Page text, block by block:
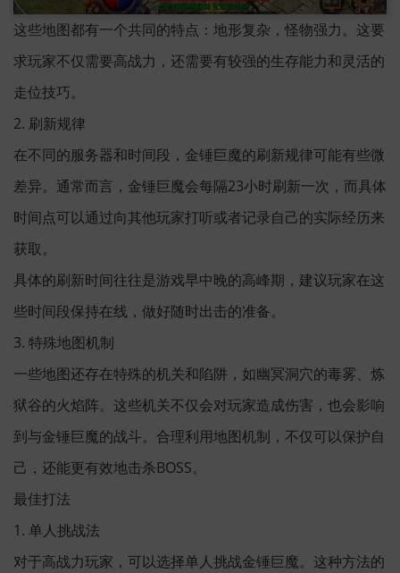
这些地图都有一个共同的特点：地形复杂，怪物强力。这要
求玩家不仅需要高战力，还需要有较强的生存能力和灵活的
走位技巧。
2. 刷新规律
在不同的服务器和时间段，金锤巨魔的刷新规律可能有些微
差异。通常而言，金锤巨魔会每隔23小时刷新一次，而具体
时间点可以通过向其他玩家打听或者记录自己的实际经历来
获取。
具体的刷新时间往往是游戏早中晚的高峰期，建议玩家在这
些时间段保持在线，做好随时出击的准备。
3. 特殊地图机制
一些地图还存在特殊的机关和陷阱，如幽冥洞穴的毒雾、炼
狱谷的火焰阵。这些机关不仅会对玩家造成伤害，也会影响
到与金锤巨魔的战斗。合理利用地图机制，不仅可以保护自
己，还能更有效地击杀BOSS。
最佳打法
1. 单人挑战法
对于高战力玩家，可以选择单人挑战金锤巨魔。这种方法的